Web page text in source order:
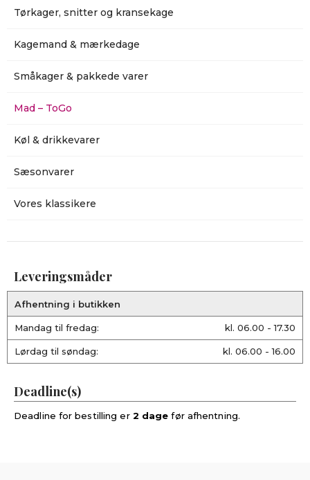
Tørkager, snitter og kransekage
Kagemand & mærkedage
Småkager & pakkede varer
Mad – ToGo
Køl & drikkevarer
Sæsonvarer
Vores klassikere
Leveringsmåder
Afhentning i butikken
Mandag til fredag: kl. 06.00 - 17.30
Lørdag til søndag: kl. 06.00 - 16.00
Deadline(s)
Deadline for bestilling er 2 dagefør afhentning.